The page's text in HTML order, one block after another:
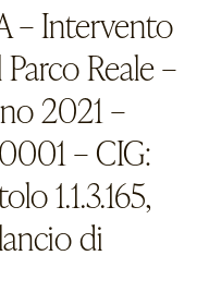
– Intervento
Reale –
2021 –
– CIG:
1.1.3.165,
di